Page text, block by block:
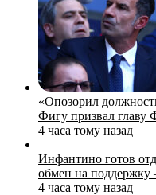
«Опозорил
Фигу призвал
4 часа тому назад
Инфантино готов
обмен на
4 часа тому назад